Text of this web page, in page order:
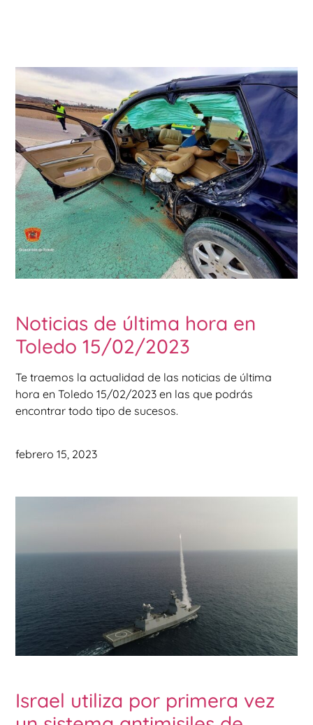
Noticias de última hora en
Toledo 15/02/2023
Te traemos la actualidad de las noticias de última
hora en Toledo 15/02/2023 en las que podrás
encontrar todo tipo de sucesos.
febrero 15, 2023
Israel utiliza por primera vez